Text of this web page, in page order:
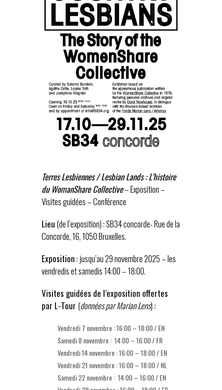
Terres Lesbiennes / Lesbian Lands : L’histoire
du WomanShare Collective– Exposition –
Visites guidées – Conférence
Lieu (de l’exposition) : SB34 concorde- Rue de la
Concorde, 16, 1050 Bruxelles.
Exposition: jusqu’au 29 novembre 2025 – les
vendredis et samedis 14:00 – 18:00.
Visites guidées de l’exposition offertes
par L-Tour (données par Marian Lens) :
Vendredi 7 novembre : 16:00 – 18:00 / EN
Samedi 8 novembre : 14:00 – 16:00 / FR
Vendredi 14 novembre : 16:00 – 18:00 / EN
Vendredi 21 novembre : 16:00 – 18:00 / NL
Samedi 22 novembre : 14:00 – 16:00 / EN